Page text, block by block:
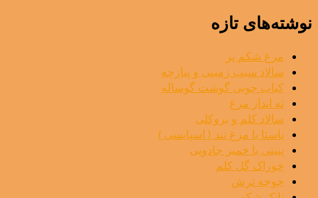
نوشته‌های تازه
مرغ شکم پر
سالاد سیب زمینی و پیازچه
کباب چوبی گوشت گوساله
ته انداز مرغ
سالاد کلم و بروکلی
پاستا با مرغ تند ( اسپایسی )
پنینی با خمیر جادویی
خوراک گل کلم
جوجه ترش